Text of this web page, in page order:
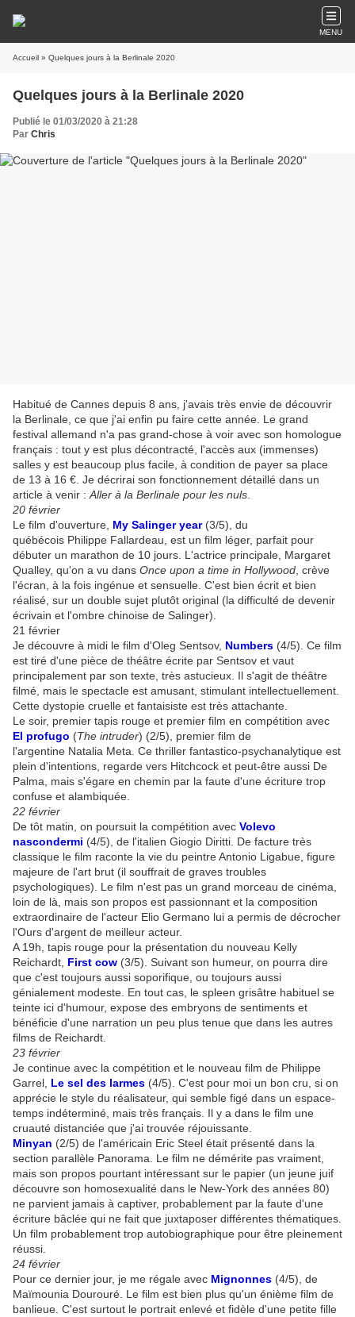
MENU
Accueil » Quelques jours à la Berlinale 2020
Quelques jours à la Berlinale 2020
Publié le 01/03/2020 à 21:28
Par Chris
Habitué de Cannes depuis 8 ans, j'avais très envie de découvrir
la Berlinale, ce que j'ai enfin pu faire cette année. Le grand
festival allemand n'a pas grand-chose à voir avec son homologue
français : tout y est plus décontracté, l'accès aux (immenses)
salles y est beaucoup plus facile, à condition de payer sa place
de 13 à 16 €. Je décrirai son fonctionnement détaillé dans un
article à venir : Aller à la Berlinale pour les nuls
20 février
Le film d'ouverture, My Salinger year(3/5), du
québécois Philippe Fallardeau, est un film léger, parfait pour
débuter un marathon de 10 jours. L'actrice principale, Margaret
Qualley, qu'on a vu dans Once upon a time in Hollywood , crève
l'écran, à la fois ingénue et sensuelle. C'est bien écrit et bien
réalisé, sur un double sujet plutôt original (la difficulté de devenir
écrivain et l'ombre chinoise de Salinger).
21 février
Je découvre à midi le film d'Oleg Sentsov, Numbers (4/5). Ce film
est tiré d'une pièce de théâtre écrite par Sentsov et vaut
principalement par son texte, très astucieux. Il s'agit de théâtre
filmé, mais le spectacle est amusant, stimulant intellectuellement.
Cette dystopie cruelle et fantaisiste est très attachante.
Le soir, premier tapis rouge et premier film en compétition avec
El profugo (The intruder) (2/5), premier film de
l'argentine Natalia Meta. Ce thriller fantastico-psychanalytique est
plein d'intentions, regarde vers Hitchcock et peut-être aussi De
Palma, mais s'égare en chemin par la faute d'une écriture trop
confuse et alambiquée.
22 février
De tôt matin, on poursuit la compétition avec Volevo
nascondermi (4/5), de l'italien Giogio Diritti. De facture très
classique le film raconte la vie du peintre Antonio Ligabue, figure
majeure de l'art brut (il souffrait de graves troubles
psychologiques). Le film n'est pas un grand morceau de cinéma,
loin de là, mais son propos est passionnant et la composition
extraordinaire de l'acteur Elio Germano lui a permis de décrocher
l'Ours d'argent de meilleur acteur.
A 19h, tapis rouge pour la présentation du nouveau Kelly
Reichardt, First cow (3/5). Suivant son humeur, on pourra dire
que c'est toujours aussi soporifique, ou toujours aussi
génialement modeste. En tout cas, le spleen grisâtre habituel se
teinte ici d'humour, expose des embryons de sentiments et
bénéficie d'une narration un peu plus tenue que dans les autres
films de Reichardt.
23 février
Je continue avec la compétition et le nouveau film de Philippe
Garrel, Le sel des larmes (4/5). C'est pour moi un bon cru, si on
apprécie le style du réalisateur, qui semble figé dans un espace-
temps indéterminé, mais très français. Il y a dans le film une
cruauté distanciée que j'ai trouvée réjouissante.
Minyan (2/5) de l'américain Eric Steel était présenté dans la
section parallèle Panorama. Le film ne démérite pas vraiment,
mais son propos pourtant intéressant sur le papier (un jeune juif
découvre son homosexualité dans le New-York des années 80)
ne parvient jamais à captiver, probablement par la faute d'une
écriture bâclée qui ne fait que juxtaposer différentes thématiques.
Un film probablement trop autobiographique pour être pleinement
réussi.
24 février
Pour ce dernier jour, je me régale avec Mignonnes (4/5), de
Maïmounia Dourouré. Le film est bien plus qu'un énième film de
banlieue. C'est surtout le portrait enlevé et fidèle d'une petite fille